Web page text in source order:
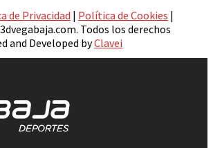
de Privacidad | Política de Cookies |
Todos los derechos
and Developed byClavei